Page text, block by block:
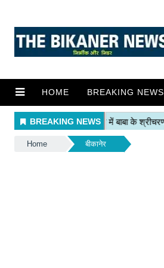
HOME BREAKING NEWS
Home बीकानेर